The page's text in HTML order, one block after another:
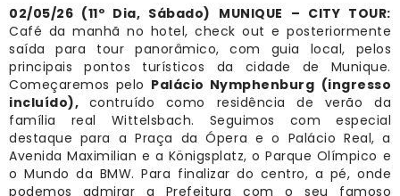
02/05/26 (11º Dia, Sábado) MUNIQUE – CITY TOUR:
Café da manhã no hotel, check out e posteriormente
saída para tour panorâmico, com guia local, pelos
principais pontos turísticos da cidade de Munique.
Começaremos pelo Palácio Nymphenburg (ingresso
incluído), contruído como residência de verão da
família real Wittelsbach. Seguimos com especial
destaque para a Praça da Ópera e o Palácio Real, a
Avenida Maximilian e a Königsplatz, o Parque Olímpico e
o Mundo da BMW. Para finalizar do centro, a pé, onde
podemos admirar a Prefeitura com o seu famoso